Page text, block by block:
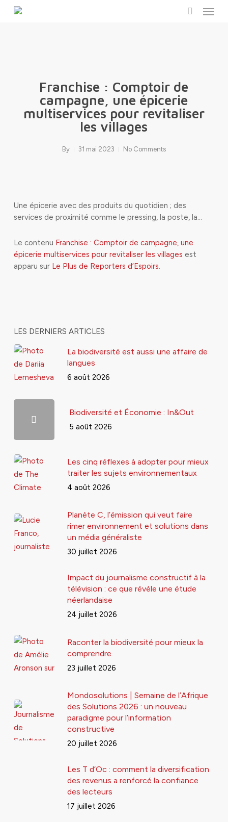
Menu
Franchise : Comptoir de
campagne, une épicerie
multiservices pour revitaliser
les villages
By 31 mai 2023 No Comments
Une épicerie avec des produits du quotidien ; des
services de proximité comme le pressing, la poste, la…
Le contenu Franchise : Comptoir de campagne, une
épicerie multiservices pour revitaliser les villages est
apparu sur Le Plus de Reporters d’Espoirs.
LES DERNIERS ARTICLES
La biodiversité est aussi une affaire de
langues
6 août 2026
Biodiversité et Économie : In&Out
5 août 2026
Les cinq réflexes à adopter pour mieux
traiter les sujets environnementaux
4 août 2026
Planète C, l’émission qui veut faire
rimer environnement et solutions dans
un média généraliste
30 juillet 2026
Impact du journalisme constructif à la
télévision : ce que révèle une étude
néerlandaise
24 juillet 2026
Raconter la biodiversité pour mieux la
comprendre
23 juillet 2026
Mondosolutions | Semaine de l’Afrique
des Solutions 2026 : un nouveau
paradigme pour l’information
constructive
20 juillet 2026
Les T d’Oc : comment la diversification
des revenus a renforcé la confiance
des lecteurs
17 juillet 2026